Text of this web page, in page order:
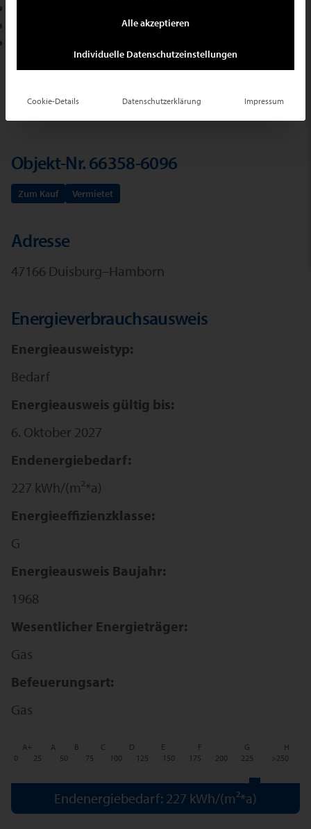
+49 2102 709400
Objekt-Nr. 66358-6096
Zum Kauf Vermietet
Adresse
47166 Duisburg–Hamborn
Energieverbrauchsausweis
Energieausweistyp:
Bedarf
Energieausweis gültig bis:
6. Oktober 2027
Endenergiebedarf:
227 kWh/(m²*a)
Energieeffizienzklasse:
G
Energieausweis Baujahr:
1968
Wesentlicher Energieträger:
Gas
Befeuerungsart:
Gas
A+ A B C D E F G
H
0
25 50 75 100 125 150 175 200 225 >250
Endenergiebedarf: 227 kWh/(m²*a)
Alle akzeptieren
Individuelle Datenschutzeinstellungen
Cookie-Details Datenschutzerklärung Impressum